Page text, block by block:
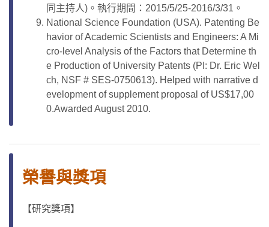
同主持人)。執行期間：2015/5/25-2016/3/31。
National Science Foundation (USA). Patenting Be
havior of Academic Scientists and Engineers: A Mi
cro-level Analysis of the Factors that Determine th
e Production of University Patents (PI: Dr. Eric Wel
ch, NSF # SES-0750613). Helped with narrative d
evelopment of supplement proposal of US$17,00
0.Awarded August 2010.
榮譽與獎項
【研究獎項】